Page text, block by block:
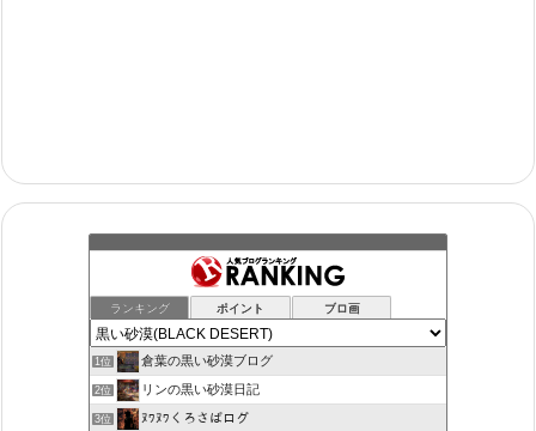
ランキング ポイント ブロ画
1位 倉葉の黒い砂漠ブログ
2位 リンの黒い砂漠日記
3位 ﾇﾜﾇﾜくろさばログ